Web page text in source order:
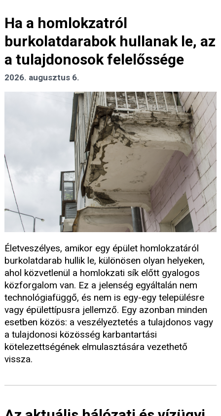
Ha a homlokzatról
burkolatdarabok hullanak le, az
a tulajdonosok felelőssége
2026. augusztus 6.
Életveszélyes, amikor egy épület homlokzatáról
burkolatdarab hullik le, különösen olyan helyeken,
ahol közvetlenül a homlokzati sík előtt gyalogos
közforgalom van. Ez a jelenség egyáltalán nem
technológiafüggő, és nem is egy-egy településre
vagy épülettípusra jellemző. Egy azonban minden
esetben közös: a veszélyeztetés a tulajdonos vagy
a tulajdonosi közösség karbantartási
kötelezettségének elmulasztására vezethető
vissza.